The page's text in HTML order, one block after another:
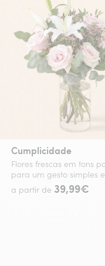
Cumplicidade
Flores frescas em tons
para um gesto simples
a partir de 39,99€